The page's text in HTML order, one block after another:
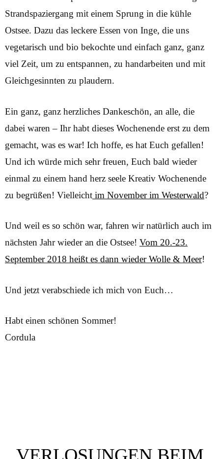
Strandspaziergang mit einem Sprung in die kühle
Ostsee. Dazu das leckere Essen von Inge, die uns
vegetarisch und bio bekochte und einfach ganz, ganz
viel Zeit, um zu entspannen, zu handarbeiten und mit
Gleichgesinnten zu plaudern.
Ein ganz, ganz herzliches Dankeschön, an alle, die
dabei waren – Ihr habt dieses Wochenende erst zu dem
gemacht, was es war! Ich hoffe, es hat Euch gefallen!
Und ich würde mich sehr freuen, Euch bald wieder
einmal zu einem hand herz seele Kreativ Wochenende
zu begrüßen! Vielleicht im November im Westerwald?
Und weil es so schön war, fahren wir natürlich auch im
nächsten Jahr wieder an die Ostsee! Vom 20.-23.
September 2018 heißt es dann wieder Wolle & Meer!
Und jetzt verabschiede ich mich von Euch…
Habt einen schönen Sommer!
Cordula